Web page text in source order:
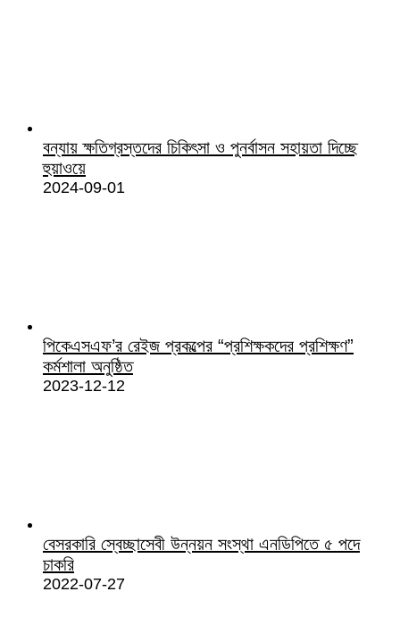
বন্যায় ক্ষতিগ্রস্তদের চিকিৎসা ও পুনর্বাসন সহায়তা দিচ্ছে
হুয়াওয়ে
2024-09-01
পিকেএসএফ’র রেইজ প্রকল্পের “প্রশিক্ষকদের প্রশিক্ষণ”
কর্মশালা অনুষ্ঠিত
2023-12-12
বেসরকারি স্বেচ্ছাসেবী উন্নয়ন সংস্থা এনডিপিতে ৫ পদে
চাকরি
2022-07-27